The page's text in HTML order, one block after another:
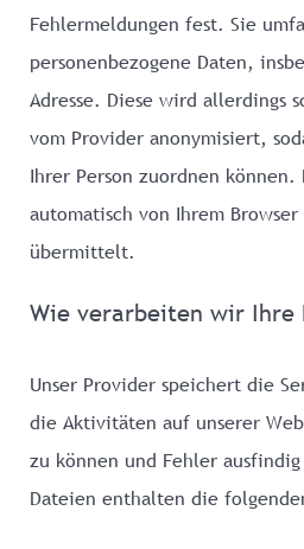
Fehlermeldungen fest. Sie
personenbezogene Daten,
Adresse. Diese wird allerdings
vom Provider anonymisiert,
Ihrer Person zuordnen können.
automatisch von Ihrem
übermittelt.
Wie verarbeiten wir Ihre
Unser Provider speichert die
die Aktivitäten auf unserer
zu können und Fehler
Dateien enthalten die